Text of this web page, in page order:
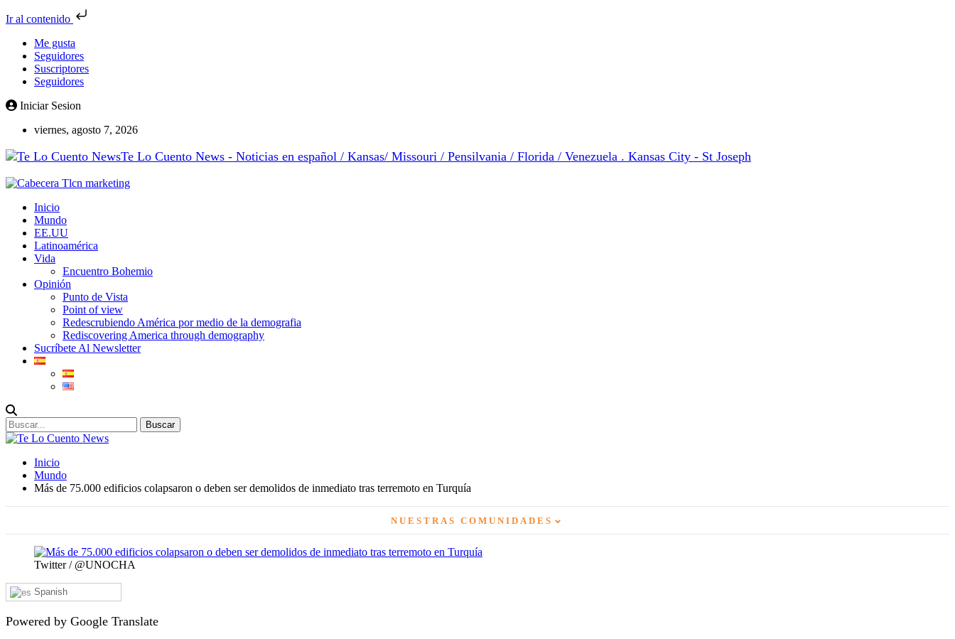
Ir al contenido
Me gusta
Seguidores
Suscriptores
Seguidores
Iniciar Sesion
viernes, agosto 7, 2026
Te Lo Cuento News - Noticias en español / Kansas/ Missouri / Pensilvania / Florida / Venezuela . Kansas City - St Joseph
Inicio
Mundo
EE.UU
Latinoamérica
Vida
Encuentro Bohemio
Opinión
Punto de Vista
Point of view
Redescrubiendo América por medio de la demografia
Rediscovering America through demography
Sucríbete Al Newsletter
Inicio
Mundo
Más de 75.000 edificios colapsaron o deben ser demolidos de inmediato tras terremoto en Turquía
NUESTRAS COMUNIDADES ⌄
Twitter / @UNOCHA
Spanish
Powered by Google Translate